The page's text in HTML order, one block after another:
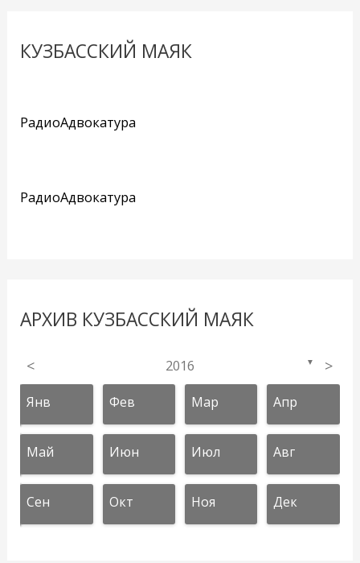
КУЗБАССКИЙ МАЯК
РадиоАдвокатура
РадиоАдвокатура
АРХИВ КУЗБАССКИЙ МАЯК
< 2016 ▼ >
Янв Фев Мар Апр
Май Июн Июл Авг
Сен Окт Ноя Дек